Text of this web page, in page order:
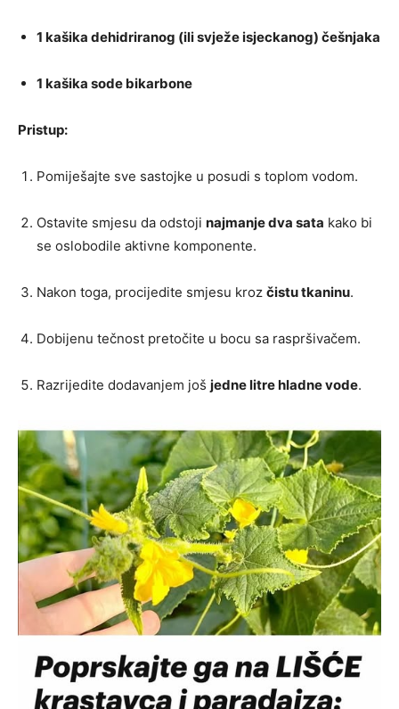
1 kašika dehidriranog (ili svježe isjeckanog) češnjaka
1 kašika sode bikarbone
Pristup:
Pomiješajte sve sastojke u posudi s toplom vodom.
Ostavite smjesu da odstoji najmanje dva sata kako bi
se oslobodile aktivne komponente.
Nakon toga, procijedite smjesu kroz čistu tkaninu.
Dobijenu tečnost pretočite u bocu sa raspršivačem.
Razrijedite dodavanjem još jedne litre hladne vode.